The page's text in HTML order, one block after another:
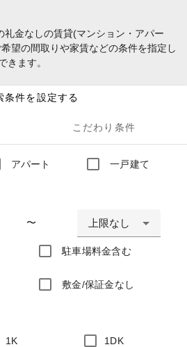
金なしの賃貸(マンション・アパー
望の間取りや家賃などの条件を指定し
きます。
条件を設定する
こだわり条件
アパート 一戸建て
〜 上限なし
駐車場料金含む
敷金/保証金なし
1K 1DK